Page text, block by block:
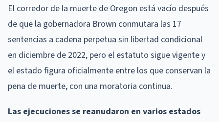
El corredor de la muerte de Oregon está vacío después
de que la gobernadora Brown conmutara las 17
sentencias a cadena perpetua sin libertad condicional
en diciembre de 2022, pero el estatuto sigue vigente y
el estado figura oficialmente entre los que conservan la
pena de muerte, con una moratoria continua.
Las ejecuciones se reanudaron en varios estados